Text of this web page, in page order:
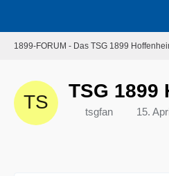
1899-FORUM - Das TSG 1899
TSG 1899
tsgfan 15.